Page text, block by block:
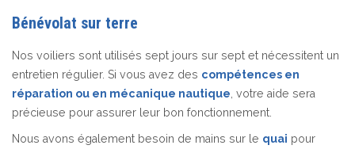
Bénévolat sur terre
Nos voiliers sont utilisés sept jours sur sept et nécessitent un
entretien régulier. Si vous avez des compétences en
réparation ou en mécanique nautique , votre aide sera
précieuse pour assurer leur bon fonctionnement.
Nous avons également besoin de mains sur le quai pour